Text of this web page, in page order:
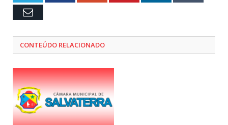
Email
CONTEÚDO RELACIONADO